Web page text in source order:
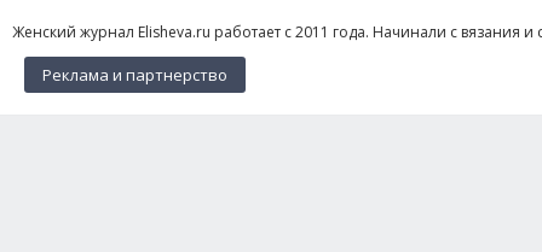
Женский журнал Elisheva.ru работает с 2011 года. Начинали с вязания
Реклама и партнерство